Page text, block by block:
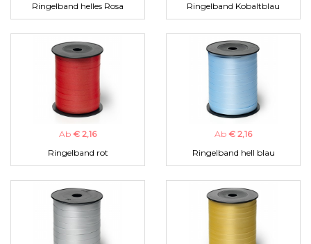
Ringelband helles Rosa
Ringelband Kobaltblau
Ab € 2,16
Ringelband rot
Ab € 2,16
Ringelband hell blau